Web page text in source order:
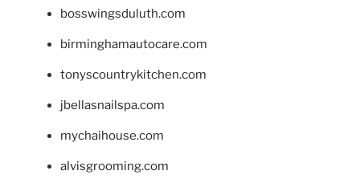
bosswingsduluth.com
birminghamautocare.com
tonyscountrykitchen.com
jbellasnailspa.com
mychaihouse.com
alvisgrooming.com